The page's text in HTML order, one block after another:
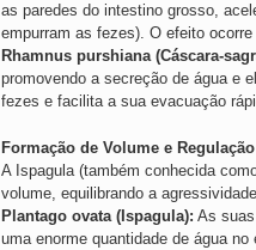
as paredes do intestino grosso,
empurram as fezes). O efeito
Rhamnus purshiana (Cáscara-
promovendo a secreção de água e
fezes e facilita a sua evacuação
Formação de Volume e
A Ispagula (também conhecida
volume, equilibrando a
Plantago ovata (Ispagula): As
uma enorme quantidade de água